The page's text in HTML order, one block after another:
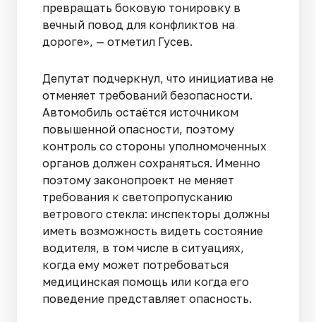
превращать боковую тонировку в
вечный повод для конфликтов на
дороге», — отметил Гусев.
Депутат подчеркнул, что инициатива не
отменяет требований безопасности.
Автомобиль остаётся источником
повышенной опасности, поэтому
контроль со стороны уполномоченных
органов должен сохраняться. Именно
поэтому законопроект не меняет
требования к светопропусканию
ветрового стекла: инспекторы должны
иметь возможность видеть состояние
водителя, в том числе в ситуациях,
когда ему может потребоваться
медицинская помощь или когда его
поведение представляет опасность.